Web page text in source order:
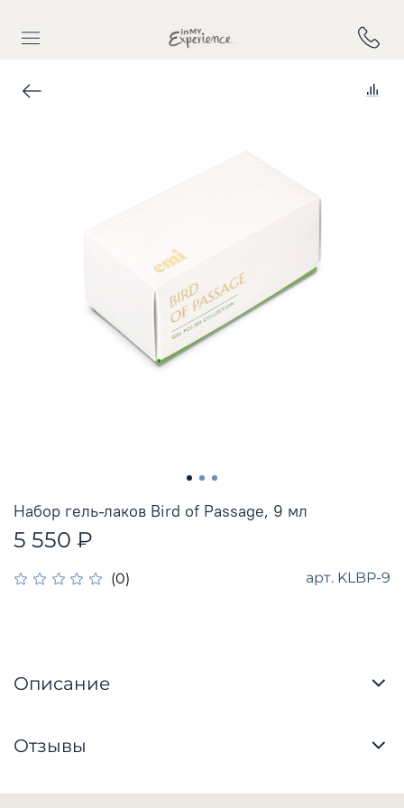
(0) арт. KLBP-9
Набор гель-лаков Bird of Passage, 9 мл
5 550 ₽
Описание
Отзывы